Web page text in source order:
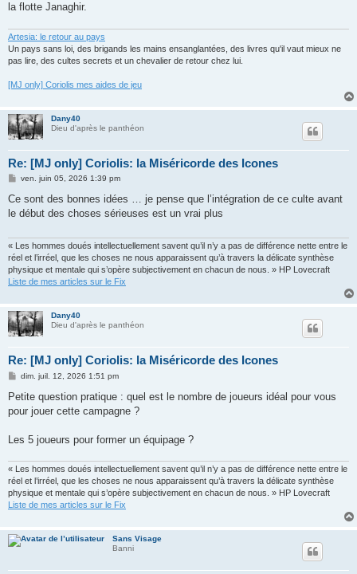
la flotte Janaghir.
Artesia: le retour au pays
Un pays sans loi, des brigands les mains ensanglantées, des livres qu'il vaut mieux ne
pas lire, des cultes secrets et un chevalier de retour chez lui.
[MJ only] Coriolis mes aides de jeu
Dany40
Dieu d'après le panthéon
Re: [MJ only] Coriolis: la Miséricorde des Icones
M
s
a
ven. juin 05, 2026 1:39 pm
Ce sont des bonnes idées … je pense que l’intégration de ce culte avant
le début des choses sérieuses est un vrai plus
« Les hommes doués intellectuellement savent qu’il n’y a pas de différence nette entre le
réel et l’irréel, que les choses ne nous apparaissent qu’à travers la délicate synthèse
physique et mentale qui s’opère subjectivement en chacun de nous. » HP Lovecraft
Liste de mes articles sur le Fix
Dany40
Dieu d'après le panthéon
Re: [MJ only] Coriolis: la Miséricorde des Icones
M
s
a
dim. juil. 12, 2026 1:51 pm
Petite question pratique : quel est le nombre de joueurs idéal pour vous
pour jouer cette campagne ?
Les 5 joueurs pour former un équipage ?
« Les hommes doués intellectuellement savent qu’il n’y a pas de différence nette entre le
réel et l’irréel, que les choses ne nous apparaissent qu’à travers la délicate synthèse
physique et mentale qui s’opère subjectivement en chacun de nous. » HP Lovecraft
Liste de mes articles sur le Fix
Sans Visage
Banni